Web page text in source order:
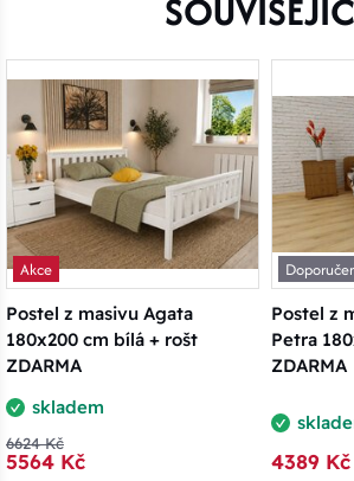
Akce
Postel z masivu Agata
180x200 cm bílá + rošt
ZDARMA
skladem
6624 Kč
5564 Kč
Postel z
Petra
ZDARMA
4389 Kč